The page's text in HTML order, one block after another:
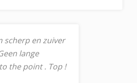
scherp en zuiver
lange
the point . Top !